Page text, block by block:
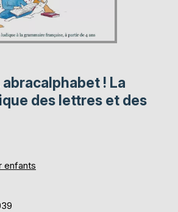
! La
des lettres et des
enfants